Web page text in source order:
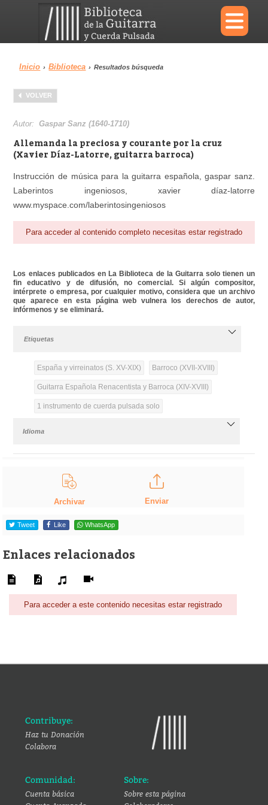
×
Menu
Biblioteca
Reproductor
Inicio › Biblioteca › Resultados búsqueda
VOLVER
Autor:Gaspar Sanz (1640-1710)
Allemanda la preciosa y courante por la cruz
(Xavier Díaz-Latorre, guitarra barroca)
Instrucción de música para la guitarra española, gaspar sanz.
Laberintos ingeniosos, xavier díaz-latorre
www.myspace.com/laberintosingeniosos
Para acceder al contenido completo necesitas estar registrado
Los enlaces publicados en La Biblioteca de la Guitarra solo tienen un
fin educativo y de difusión, no comercial. Si algún compositor,
intérprete o empresa, por cualquier motivo, considera que un archivo
que aparece en esta página web vulnera los derechos de autor,
infórmenos y se eliminará.
Etiquetas
España y virreinatos (S. XV-XIX) Barroco (XVII-XVIII)
Guitarra Española Renacentista y Barroca (XIV-XVIII)
1 instrumento de cuerda pulsada solo
Idioma
Archivar Enviar
Tweet Like WhatsApp
Enlaces relacionados
Para acceder a este contenido necesitas estar registrado
Contribuye:
Haz tu Donación
Colabora
Comunidad:
Cuenta básica
Sobre:
Sobre esta página